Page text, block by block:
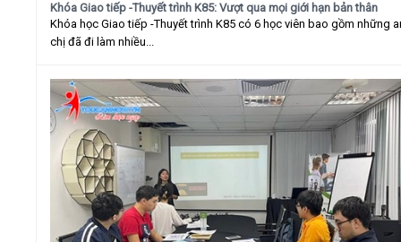
Khóa Giao tiếp -Thuyết trình K85: Vượt qua mọi giới hạn bản thân
Khóa học Giao tiếp -Thuyết trình K85 có 6 học viên bao gồm những
chị đã đi làm nhiều...